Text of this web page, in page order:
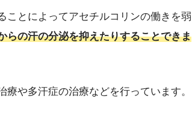
ことによってアセチルコリンの働きを弱
らの汗の分泌を抑えたりすることできま
や多汗症の治療などを行っています。